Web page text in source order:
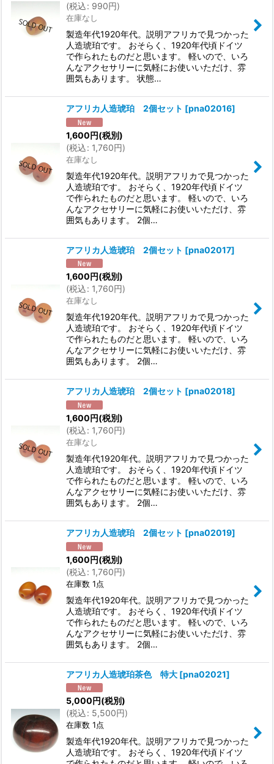
(税込: 990円)
在庫なし
製造年代1920年代。説明アフリカで見つかった
人造琥珀です。 おそらく、1920年代頃ドイツ
で作られたものだと思います。 軽いので、いろ
んなアクセサリーに気軽にお使いいただけ、雰
囲気もあります。 状態…
アフリカ人造琥珀 2個セット [pna02016]
1,600円(税別)
(税込: 1,760円)
在庫なし
製造年代1920年代。説明アフリカで見つかった
人造琥珀です。 おそらく、1920年代頃ドイツ
で作られたものだと思います。 軽いので、いろ
んなアクセサリーに気軽にお使いいただけ、雰
囲気もあります。 2個…
アフリカ人造琥珀 2個セット [pna02017]
1,600 円(税別)
(税込: 1,760円)
在庫なし
製造年代1920年代。説明アフリカで見つかった
人造琥珀です。 おそらく、1920年代頃ドイツ
で作られたものだと思います。 軽いので、いろ
んなアクセサリーに気軽にお使いいただけ、雰
囲気もあります。 2個…
アフリカ人造琥珀 2個セット [pna02018]
1,600円(税別)
(税込: 1,760円)
在庫なし
製造年代1920年代。説明アフリカで見つかった
人造琥珀です。 おそらく、1920年代頃ドイツ
で作られたものだと思います。 軽いので、いろ
んなアクセサリーに気軽にお使いいただけ、雰
囲気もあります。 2個…
アフリカ人造琥珀 2個セット [pna02019]
1,600円(税別)
(税込: 1,760円)
在庫数 1点
製造年代1920年代。説明アフリカで見つかった
人造琥珀です。 おそらく、1920年代頃ドイツ
で作られたものだと思います。 軽いので、いろ
んなアクセサリーに気軽にお使いいただけ、雰
囲気もあります。 2個…
アフリカ人造琥珀茶色 特大 [pna02021]
5,000 円(税別)
(税込: 5,500円)
在庫数 1点
製造年代1920年代。説明アフリカで見つかった
人造琥珀です。 おそらく、1920年代頃ドイツ